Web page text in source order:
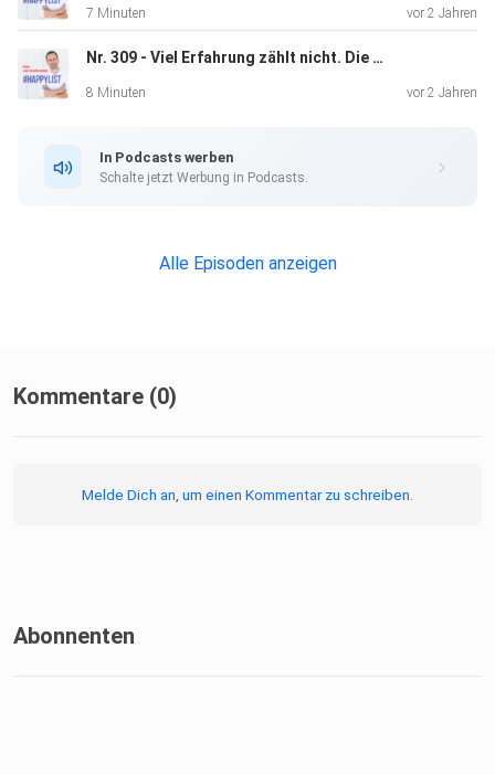
7 Minuten vor 2 Jahren
Nr. 309 - Viel Erfahrung zählt nicht. Die richtige muss es sein! [2022]
8 Minuten vor 2 Jahren
In Podcasts werben
Schalte jetzt Werbung in Podcasts.
Alle Episoden anzeigen
Kommentare (0)
Melde Dich an, um einen Kommentar zu schreiben.
Abonnenten